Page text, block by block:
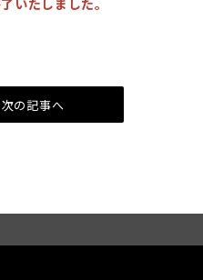
いたしました。
次の記事へ